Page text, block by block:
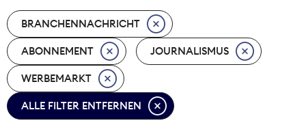
Nachhaltigkeit
Nachwuchs
Nova Award
BRANCHENNACHRICHT
ABONNEMENT JOURNALISMUS
WERBEMARKT
ALLE FILTER ENTFERNEN